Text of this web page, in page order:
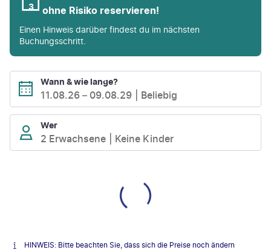
ohne Risiko reservieren!
Einen Hinweis darüber findest du im nächsten
Buchungsschritt.
Wann & wie lange?
11.08.26 – 09.08.29 Beliebig
Wer
2 Erwachsene Keine Kinder
HINWEIS: Bitte beachten Sie, dass sich die Preise noch ändern